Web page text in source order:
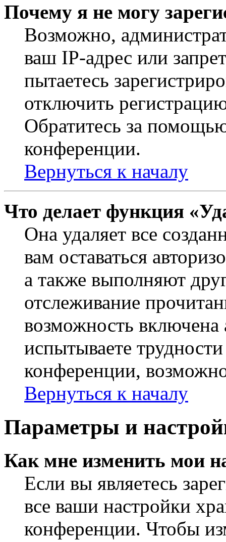
Почему я не могу
Возможно,
ваш IP-адрес или
пытаетесь
отключить
Обратитесь за
конференции.
Вернуться к началу
Что делает функция
Она удаляет все
вам оставаться
а также выполняют
отслеживание
возможность
испытываете
конференции,
Вернуться к началу
Параметры и
Как мне изменить мои
Если вы являетесь
все ваши настройки
конференции. Чтобы